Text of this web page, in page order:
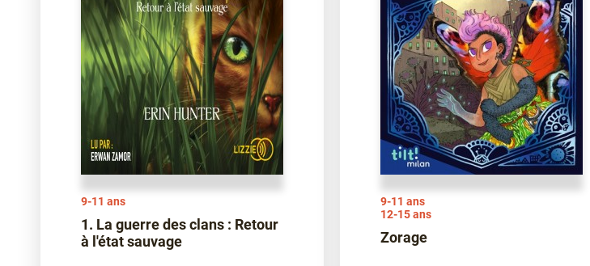
9-11 ans
1. La guerre des clans : Retour
à l'état sauvage
9-11 ans
12-15 ans
Zorage